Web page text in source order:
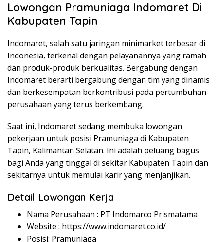
Lowongan Pramuniaga Indomaret Di
Kabupaten Tapin
Indomaret, salah satu jaringan minimarket terbesar di
Indonesia, terkenal dengan pelayanannya yang ramah
dan produk-produk berkualitas. Bergabung dengan
Indomaret berarti bergabung dengan tim yang dinamis
dan berkesempatan berkontribusi pada pertumbuhan
perusahaan yang terus berkembang.
Saat ini, Indomaret sedang membuka lowongan
pekerjaan untuk posisi Pramuniaga di Kabupaten
Tapin, Kalimantan Selatan. Ini adalah peluang bagus
bagi Anda yang tinggal di sekitar Kabupaten Tapin dan
sekitarnya untuk memulai karir yang menjanjikan.
Detail Lowongan Kerja
Nama Perusahaan : PT Indomarco Prismatama
Website : https://www.indomaret.co.id/
Posisi: Pramuniaga